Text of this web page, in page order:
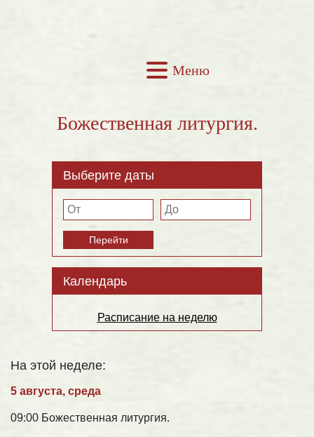
Меню
Божественная литургия.
Выберите даты
Перейти
Календарь
Расписание на неделю
На этой неделе:
5 августа, среда
09:00 Божественная литургия.